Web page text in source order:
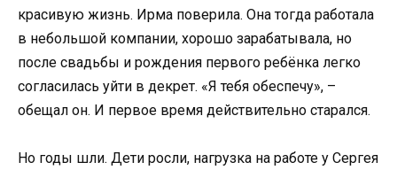
красивую жизнь. Ирма поверила. Она тогда работала
в небольшой компании, хорошо зарабатывала, но
после свадьбы и рождения первого ребёнка легко
согласилась уйти в декрет. «Я тебя обеспечу», –
обещал он. И первое время действительно старался.
Но годы шли. Дети росли, нагрузка на работе у Сергея